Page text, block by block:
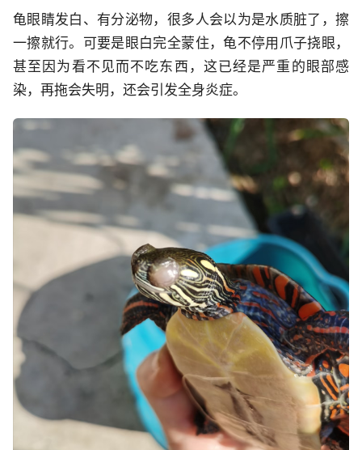
龟眼睛发白、有分泌物，很多人会以为是水质脏了，擦
一擦就行。可要是眼白完全蒙住，龟不停用爪子挠眼，
甚至因为看不见而不吃东西，这已经是严重的眼部感
染，再拖会失明，还会引发全身炎症。